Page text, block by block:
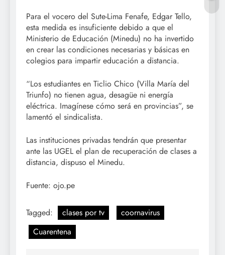
Para el vocero del Sute-Lima Fenafe, Edgar Tello,
esta medida es insuficiente debido a que el
Ministerio de Educación (Minedu) no ha invertido
en crear las condiciones necesarias y básicas en
colegios para impartir educación a distancia.
“Los estudiantes en Ticlio Chico (Villa María del
Triunfo) no tienen agua, desagüe ni energía
eléctrica. Imagínese cómo será en provincias”, se
lamentó el sindicalista.
Las instituciones privadas tendrán que presentar
ante las UGEL el plan de recuperación de clases a
distancia, dispuso el Minedu.
Fuente: ojo.pe
Tagged: clases por tv
coornavirus
Cuarentena